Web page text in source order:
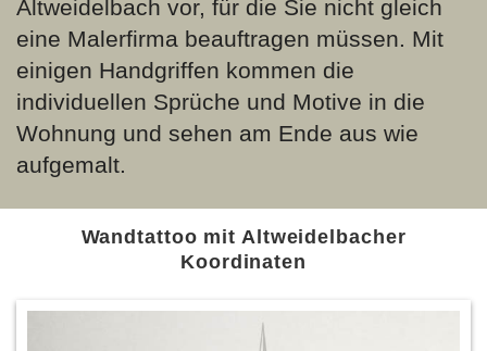
Altweidelbach vor, für die Sie nicht gleich
eine Malerfirma beauftragen müssen. Mit
einigen Handgriffen kommen die
individuellen Sprüche und Motive in die
Wohnung und sehen am Ende aus wie
aufgemalt.
Wandtattoo mit Altweidelbacher
Koordinaten